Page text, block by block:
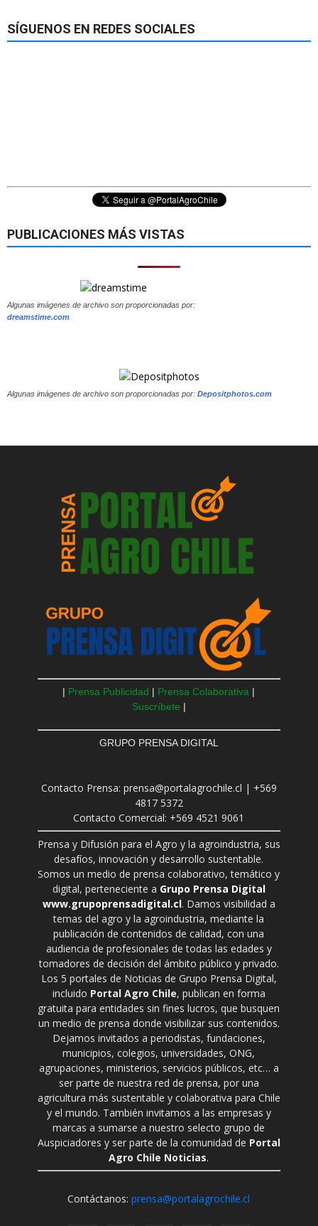
SÍGUENOS EN REDES SOCIALES
PUBLICACIONES MÁS VISTAS
Algunas imágenes de archivo son proporcionadas por:
dreamstime.com
Algunas imágenes de archivo son proporcionadas por: Depositphotos.com
| Prensa Publicidad | Prensa Colaborativa |
Suscríbete |
GRUPO PRENSA DIGITAL
Contacto Prensa: prensa@portalagrochile.cl | +569
4817 5372
Contacto Comercial: +569 4521 9061
Prensa y Difusión para el Agro y la agroindustria, sus
desafíos, innovación y desarrollo sustentable.
Somos un medio de prensa colaborativo, temático y
digital, perteneciente a Grupo Prensa Digital
www.grupoprensadigital.cl. Damos visibilidad a
temas del agro y la agroindustria, mediante la
publicación de contenidos de calidad, con una
audiencia de profesionales de todas las edades y
tomadores de decisión del ámbito público y privado.
Los 5 portales de Noticias de Grupo Prensa Digital,
incluido Portal Agro Chile, publican en forma
gratuita para entidades sin fines lucros, que busquen
un medio de prensa donde visibilizar sus contenidos.
Dejamos invitados a periodistas, fundaciones,
municipios, colegios, universidades, ONG,
agrupaciones, ministerios, servicios públicos, etc… a
ser parte de nuestra red de prensa, por una
agricultura más sustentable y colaborativa para Chile
y el mundo. También invitamos a las empresas y
marcas a sumarse a nuestro selecto grupo de
Auspiciadores y ser parte de la comunidad de Portal
Agro Chile Noticias.
Contáctanos:prensa@portalagrochile.cl